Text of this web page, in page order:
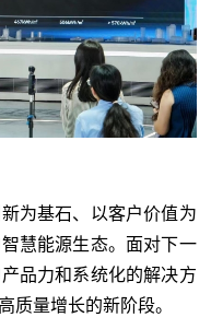
为基石、以客户价值为
慧能源生态。面对下一
品力和系统化的解决方
质量增长的新阶段。